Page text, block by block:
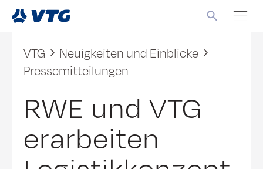
VTG
Neuigkeiten und Einblicke
Pressemitteilungen
RWE und VTG
erarbeiten